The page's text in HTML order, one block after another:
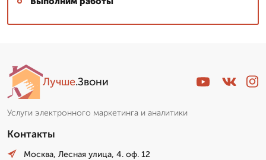
Лучше.Звони
Услуги электронного маркетинга и аналитики
Контакты
Москва, Лесная улица, 4. оф. 12